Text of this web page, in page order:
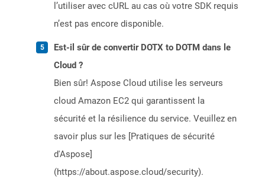
l’utiliser avec cURL au cas où votre SDK requis
n’est pas encore disponible.
Est-il sûr de convertir DOTX to DOTM dans le
Cloud ?
Bien sûr! Aspose Cloud utilise les serveurs
cloud Amazon EC2 qui garantissent la
sécurité et la résilience du service. Veuillez en
savoir plus sur les [Pratiques de sécurité
d'Aspose]
(https://about.aspose.cloud/security).